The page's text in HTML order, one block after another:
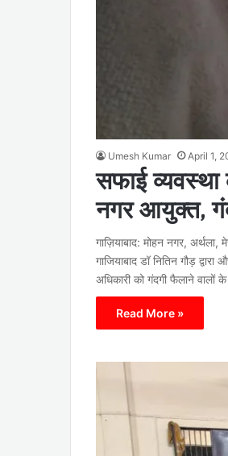
Umesh Kumar April 1,
सफाई
नगर आयुक्त,
गाज़ियाबाद: मोहन नगर,
गाजियाबाद डॉ नितिन गौड़
अधिकारी को गंदगी फैलाने वालों
Read More »